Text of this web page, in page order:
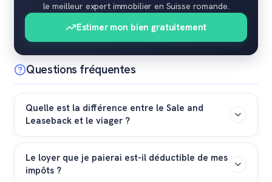
le meilleur expert immobilier en Suisse romande.
Estimer mon bien gratuitement
Questions fréquentes
Quelle est la différence entre le Sale and
Leaseback et le viager ?
Contrairement au viager où l'acheteur paie un bouquet
réduit et une rente mensuelle incertaine liée à
l'espérance de vie, le Sale and Leaseback implique le
Le loyer que je paierai est-il déductible de mes
impôts ?